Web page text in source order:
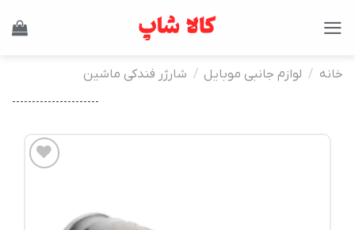
خانه / لوازم جانبی موبایل / شارژر فندکی ماشین
----------------------